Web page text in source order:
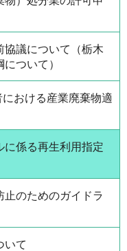
協議について（栃木
ついて）
おける産業廃棄物適
に係る再生利用指定
止のためのガイドラ
いて